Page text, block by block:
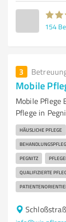
154
3
Mobile
Mobile Pflege
Pflege in
HÄUSLICHE PFLEGE
PEGNITZ
QUALIFIZIERTE